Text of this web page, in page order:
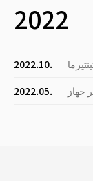
2022
2022.10.
2022.05.